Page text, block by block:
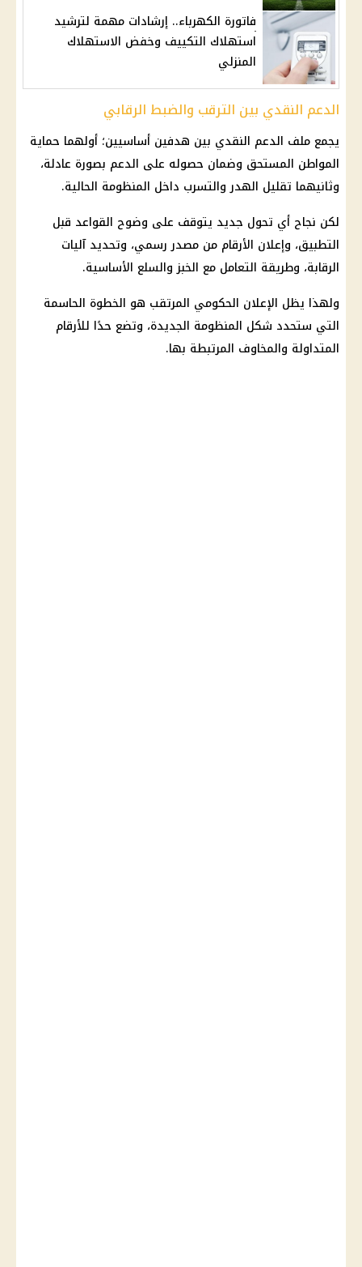
فاتورة الكهرباء.. إرشادات مهمة لترشيد
استهلاك التكييف وخفض الاستهلاك
المنزلي
الدعم النقدي بين الترقب والضبط الرقابي
يجمع ملف الدعم النقدي بين هدفين أساسيين؛ أولهما حماية
المواطن المستحق وضمان حصوله على الدعم بصورة عادلة،
وثانيهما تقليل الهدر والتسرب داخل المنظومة الحالية.
لكن نجاح أي تحول جديد يتوقف على وضوح القواعد قبل
التطبيق، وإعلان الأرقام من مصدر رسمي، وتحديد آليات
الرقابة، وطريقة التعامل مع الخبز والسلع الأساسية.
ولهذا يظل الإعلان الحكومي المرتقب هو الخطوة الحاسمة
التي ستحدد شكل المنظومة الجديدة، وتضع حدًا للأرقام
المتداولة والمخاوف المرتبطة بها.